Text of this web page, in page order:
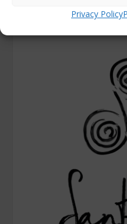
Privacy Policy